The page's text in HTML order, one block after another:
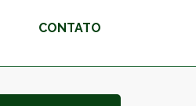
CONTATO